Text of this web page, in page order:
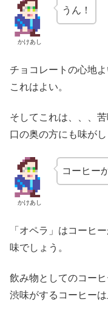
かけあし
うん！
チョコレートの心地よ
これはよい。
そしてこれは、、、苦
口の奥の方にも味がし
かけあし
コーヒー
「オペラ」はコーヒ
味でしょう。
飲み物としてのコー
渋味がするコーヒー